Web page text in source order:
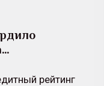
рейтинг